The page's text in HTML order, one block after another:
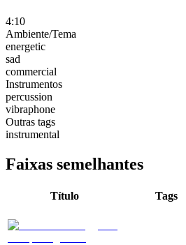
4:10
Ambiente/Tema
energetic
sad
commercial
Instrumentos
percussion
vibraphone
Outras tags
instrumental
Faixas semelhantes
Título Tags